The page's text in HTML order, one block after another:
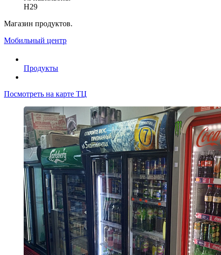
H29
Магазин продуктов.
Мобильный центр
Продукты
Посмотреть на карте ТЦ